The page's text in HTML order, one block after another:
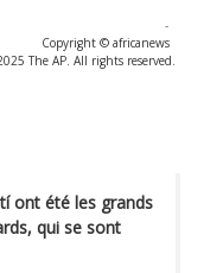
-
Copyright © africanews
The AP. All rights reserved.
ont été les grands
qui se sont